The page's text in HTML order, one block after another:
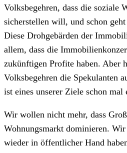
Volksbegehren, dass die soziale
sicherstellen will, und schon
Diese Drohgebärden der
allem, dass die
zukünftigen Profite haben. Aber
Volksbegehren die Spekulanten
ist eines unserer Ziele schon mal
Wir wollen nicht mehr, dass
Wohnungsmarkt dominieren.
wieder in öffentlicher Hand